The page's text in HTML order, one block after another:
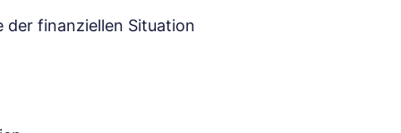
der finanziellen Situation